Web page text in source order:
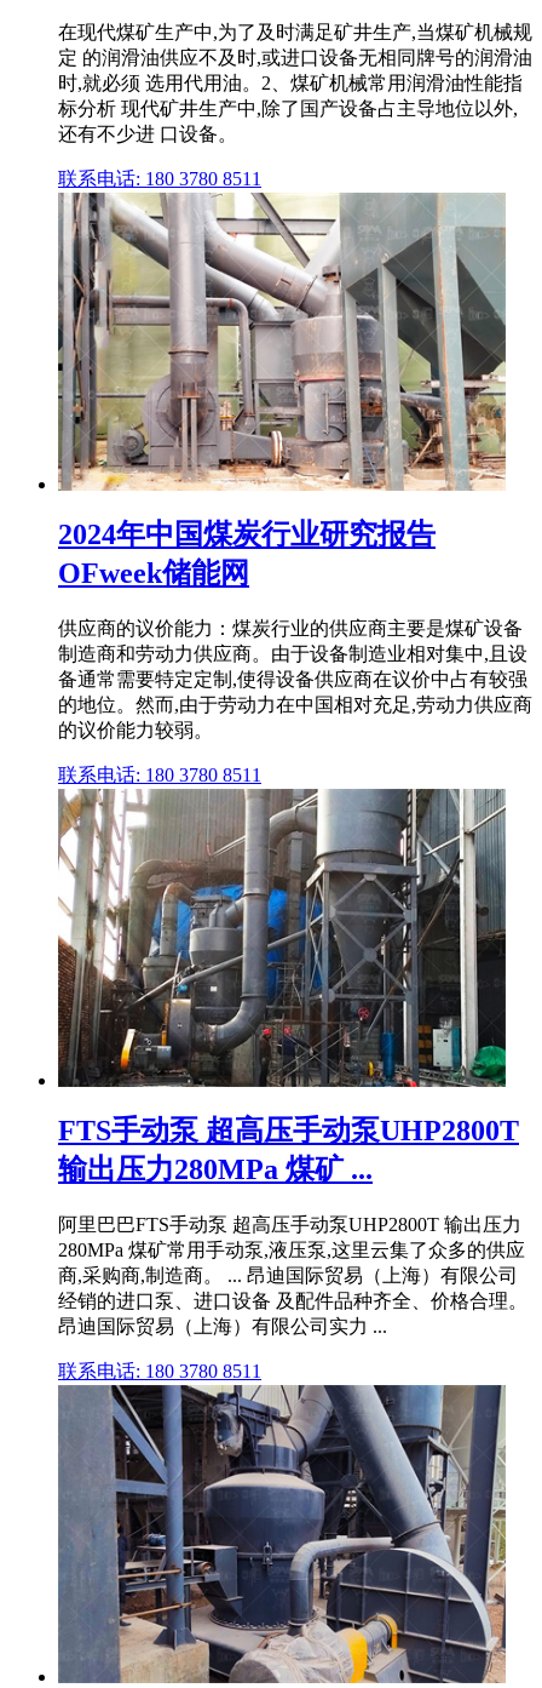
在现代煤矿生产中,为了及时满足矿井生产,当煤矿机械规
定 的润滑油供应不及时,或进口设备无相同牌号的润滑油
时,就必须 选用代用油。2、煤矿机械常用润滑油性能指
标分析 现代矿井生产中,除了国产设备占主导地位以外,
还有不少进 口设备。
联系电话: 180 3780 8511
2024年中国煤炭行业研究报告
OFweek储能网
供应商的议价能力：煤炭行业的供应商主要是煤矿设备
制造商和劳动力供应商。由于设备制造业相对集中,且设
备通常需要特定定制,使得设备供应商在议价中占有较强
的地位。然而,由于劳动力在中国相对充足,劳动力供应商
的议价能力较弱。
联系电话: 180 3780 8511
FTS手动泵 超高压手动泵UHP2800T
输出压力280MPa 煤矿 ...
阿里巴巴FTS手动泵 超高压手动泵UHP2800T 输出压力
280MPa 煤矿常用手动泵,液压泵,这里云集了众多的供应
商,采购商,制造商。 ... 昂迪国际贸易（上海）有限公司
经销的进口泵、进口设备 及配件品种齐全、价格合理。
昂迪国际贸易（上海）有限公司实力 ...
联系电话: 180 3780 8511